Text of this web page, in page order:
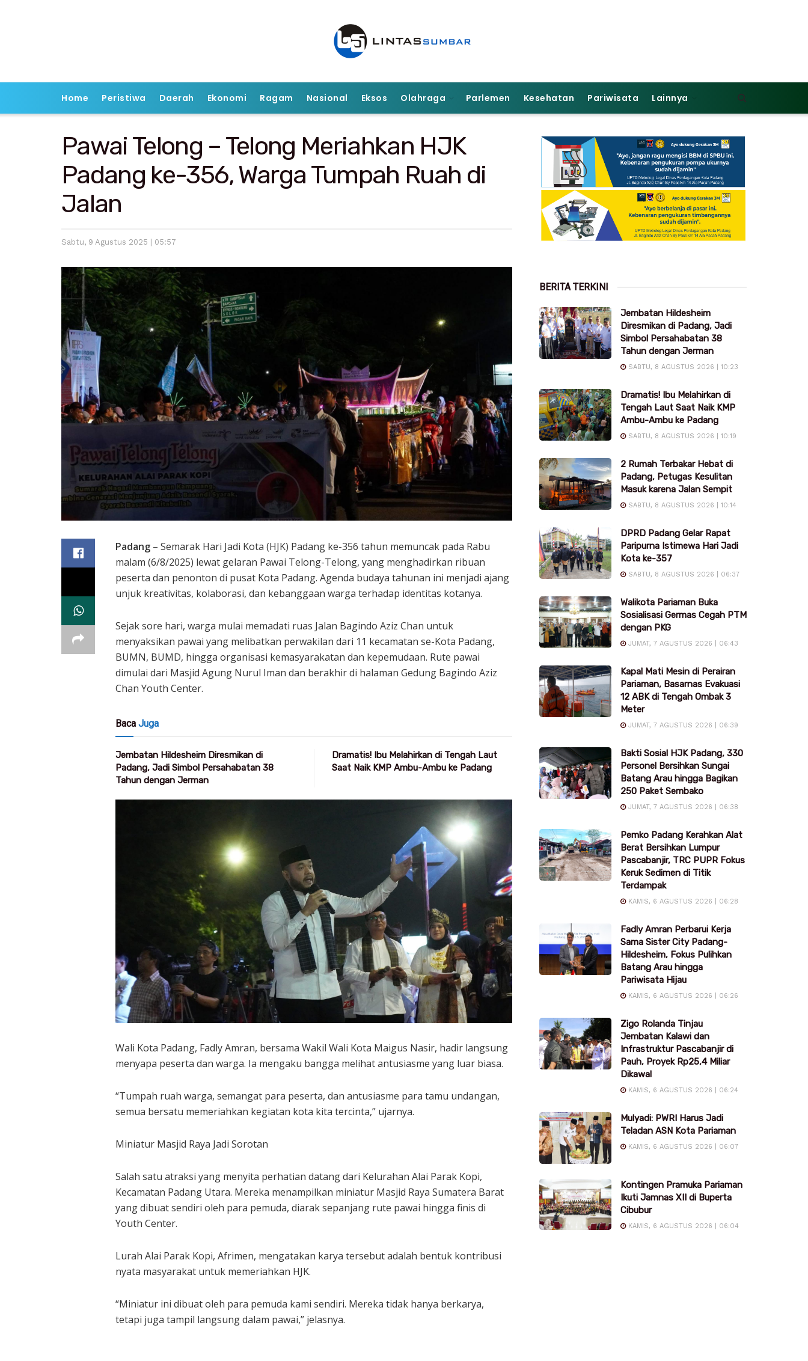
Home Peristiwa Daerah Ekonomi Ragam Nasional Eksos Olahraga Parlemen Kesehatan Pariwisata Lainnya
Pawai Telong – Telong Meriahkan HJK
Padang ke-356, Warga Tumpah Ruah di
Jalan
Sabtu, 9 Agustus 2025 | 05:57
Padang – Semarak Hari Jadi Kota (HJK) Padang ke-356 tahun memuncak pada Rabu
malam (6/8/2025) lewat gelaran Pawai Telong-Telong, yang menghadirkan ribuan
peserta dan penonton di pusat Kota Padang. Agenda budaya tahunan ini menjadi ajang
unjuk kreativitas, kolaborasi, dan kebanggaan warga terhadap identitas kotanya.
Sejak sore hari, warga mulai memadati ruas Jalan Bagindo Aziz Chan untuk
menyaksikan pawai yang melibatkan perwakilan dari 11 kecamatan se-Kota Padang,
BUMN, BUMD, hingga organisasi kemasyarakatan dan kepemudaan. Rute pawai
dimulai dari Masjid Agung Nurul Iman dan berakhir di halaman Gedung Bagindo Aziz
Chan Youth Center.
Baca Juga
Jembatan Hildesheim Diresmikan di
Padang, Jadi Simbol Persahabatan 38
Tahun dengan Jerman
Dramatis! Ibu Melahirkan di Tengah Laut
Saat Naik KMP Ambu-Ambu ke Padang
Wali Kota Padang, Fadly Amran, bersama Wakil Wali Kota Maigus Nasir, hadir langsung
menyapa peserta dan warga. Ia mengaku bangga melihat antusiasme yang luar biasa.
“Tumpah ruah warga, semangat para peserta, dan antusiasme para tamu undangan,
semua bersatu memeriahkan kegiatan kota kita tercinta,” ujarnya.
Miniatur Masjid Raya Jadi Sorotan
Salah satu atraksi yang menyita perhatian datang dari Kelurahan Alai Parak Kopi,
Kecamatan Padang Utara. Mereka menampilkan miniatur Masjid Raya Sumatera Barat
yang dibuat sendiri oleh para pemuda, diarak sepanjang rute pawai hingga finis di
Youth Center.
Lurah Alai Parak Kopi, Afrimen, mengatakan karya tersebut adalah bentuk kontribusi
nyata masyarakat untuk memeriahkan HJK.
“Miniatur ini dibuat oleh para pemuda kami sendiri. Mereka tidak hanya berkarya,
tetapi juga tampil langsung dalam pawai,” jelasnya.
BERITA TERKINI
Jembatan Hildesheim
Diresmikan di Padang, Jadi
Simbol Persahabatan 38
Tahun dengan Jerman
SABTU, 8 AGUSTUS 2026 | 10:23
Dramatis! Ibu Melahirkan di
Tengah Laut Saat Naik KMP
Ambu-Ambu ke Padang
SABTU, 8 AGUSTUS 2026 | 10:19
2 Rumah Terbakar Hebat di
Padang, Petugas Kesulitan
Masuk karena Jalan Sempit
SABTU, 8 AGUSTUS 2026 | 10:14
DPRD Padang Gelar Rapat
Paripurna Istimewa Hari Jadi
Kota ke-357
SABTU, 8 AGUSTUS 2026 | 06:37
Walikota Pariaman Buka
Sosialisasi Germas Cegah PTM
dengan PKG
JUMAT, 7 AGUSTUS 2026 | 06:43
Kapal Mati Mesin di Perairan
Pariaman, Basarnas Evakuasi
12 ABK di Tengah Ombak 3
Meter
JUMAT, 7 AGUSTUS 2026 | 06:39
Bakti Sosial HJK Padang, 330
Personel Bersihkan Sungai
Batang Arau hingga Bagikan
250 Paket Sembako
JUMAT, 7 AGUSTUS 2026 | 06:38
Pemko Padang Kerahkan Alat
Berat Bersihkan Lumpur
Pascabanjir, TRC PUPR Fokus
Keruk Sedimen di Titik
Terdampak
KAMIS, 6 AGUSTUS 2026 | 06:28
Fadly Amran Perbarui Kerja
Sama Sister City Padang-
Hildesheim, Fokus Pulihkan
Batang Arau hingga
Pariwisata Hijau
KAMIS, 6 AGUSTUS 2026 | 06:26
Zigo Rolanda Tinjau
Jembatan Kalawi dan
Infrastruktur Pascabanjir di
Pauh, Proyek Rp25,4 Miliar
Dikawal
KAMIS, 6 AGUSTUS 2026 | 06:24
Mulyadi: PWRI Harus Jadi
Teladan ASN Kota Pariaman
KAMIS, 6 AGUSTUS 2026 | 06:07
Kontingen Pramuka Pariaman
Ikuti Jamnas XII di Buperta
Cibubur
KAMIS, 6 AGUSTUS 2026 | 06:04